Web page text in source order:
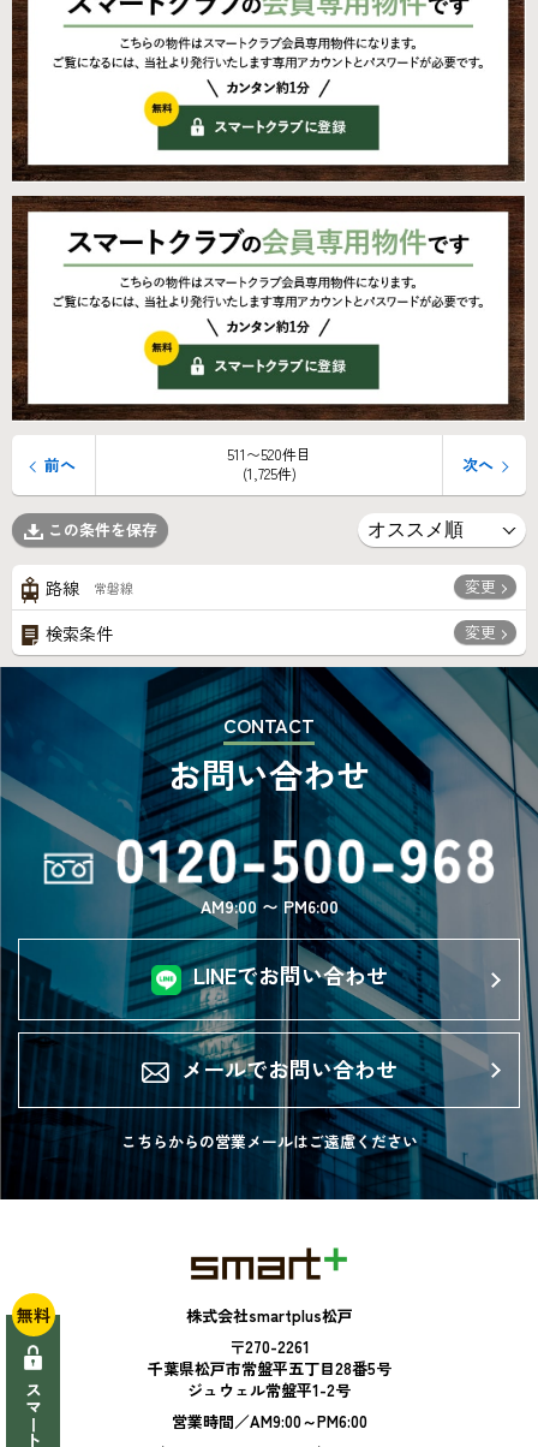
511〜520件目
(1,725件)
前へ 次へ
この条件を保存
路線 常磐線 変更
検索条件 変更
CONTACT
お問い合わせ
AM9:00 〜 PM6:00
LINEでお問い合わせ
メールでお問い合わせ
こちらからの営業メールはご遠慮ください
株式会社smartplus松戸
〒270-2261
千葉県松戸市常盤平五丁目28番5号
ジュウェル常盤平1-2号
営業時間／AM9:00～PM6:00
無料